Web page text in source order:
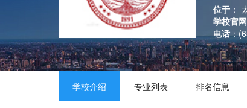
雅思能力测评 托福能力测评
成就了
位于 ：
学校官网
电话：
学校介绍 专业列表 排名信息